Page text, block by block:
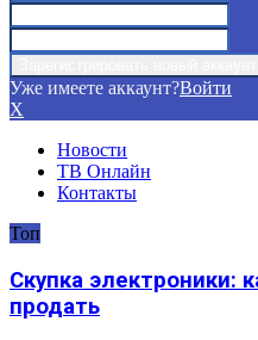
Уже имеете аккаунт?Войти
X
Новости
ТВ Онлайн
Контакты
Топ
Скупка электроники:
продать